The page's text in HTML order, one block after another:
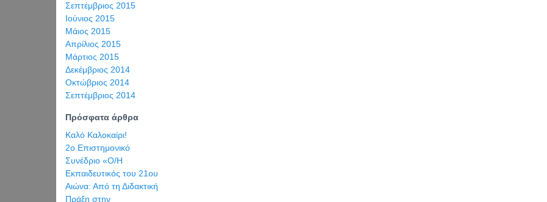
Σεπτέμβριος 2015
Ιούνιος 2015
Μάιος 2015
Απρίλιος 2015
Μάρτιος 2015
Δεκέμβριος 2014
Οκτώβριος 2014
Σεπτέμβριος 2014
Πρόσφατα άρθρα
Καλό Καλοκαίρι!
2ο Επιστημονικό
Συνέδριο «Ο/Η
Εκπαιδευτικός του 21ου
Αιώνα: Από τη Διδακτική
Πράξη στην